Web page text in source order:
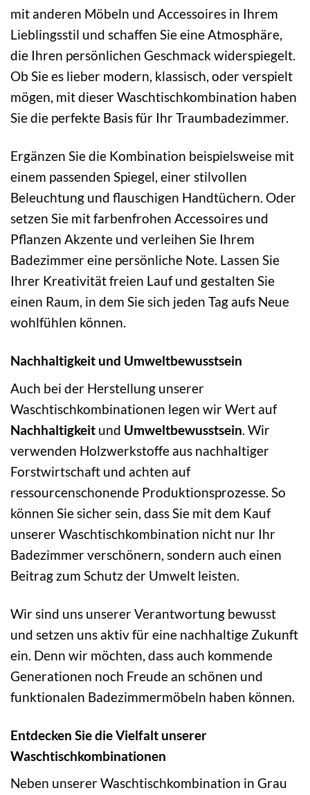
mit anderen Möbeln und Accessoires in Ihrem
Lieblingsstil und schaffen Sie eine Atmosphäre,
die Ihren persönlichen Geschmack widerspiegelt.
Ob Sie es lieber modern, klassisch, oder verspielt
mögen, mit dieser Waschtischkombination haben
Sie die perfekte Basis für Ihr Traumbadezimmer.
Ergänzen Sie die Kombination beispielsweise mit
einem passenden Spiegel, einer stilvollen
Beleuchtung und flauschigen Handtüchern. Oder
setzen Sie mit farbenfrohen Accessoires und
Pflanzen Akzente und verleihen Sie Ihrem
Badezimmer eine persönliche Note. Lassen Sie
Ihrer Kreativität freien Lauf und gestalten Sie
einen Raum, in dem Sie sich jeden Tag aufs Neue
wohlfühlen können.
Nachhaltigkeit und Umweltbewusstsein
Auch bei der Herstellung unserer
Waschtischkombinationen legen wir Wert auf
Nachhaltigkeit und Umweltbewusstsein. Wir
verwenden Holzwerkstoffe aus nachhaltiger
Forstwirtschaft und achten auf
ressourcenschonende Produktionsprozesse. So
können Sie sicher sein, dass Sie mit dem Kauf
unserer Waschtischkombination nicht nur Ihr
Badezimmer verschönern, sondern auch einen
Beitrag zum Schutz der Umwelt leisten.
Wir sind uns unserer Verantwortung bewusst
und setzen uns aktiv für eine nachhaltige Zukunft
ein. Denn wir möchten, dass auch kommende
Generationen noch Freude an schönen und
funktionalen Badezimmermöbeln haben können.
Entdecken Sie die Vielfalt unserer
Waschtischkombinationen
Neben unserer Waschtischkombination in Grau